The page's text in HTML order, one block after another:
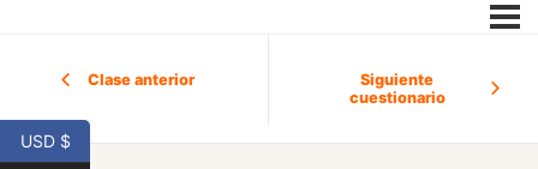
Clase anterior
Siguiente
cuestionario
USD $